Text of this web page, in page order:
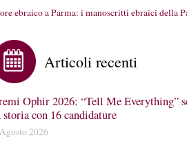
ebraico a Parma: i manoscritti ebraici della
Articoli recenti
Ophir 2026: “Tell Me Everything”
storia con 16 candidature
2026